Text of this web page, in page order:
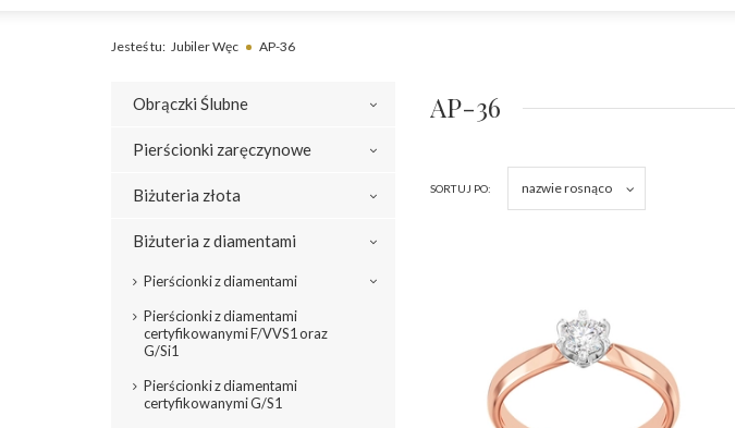
Jesteś tu: Jubiler Węc AP-36
Obrączki Ślubne
Pierścionki zaręczynowe
Biżuteria złota
Biżuteria z diamentami
Pierścionki z diamentami
Pierścionki z diamentami
certyfikowanymi F/VVS1 oraz
G/Si1
Pierścionki z diamentami
certyfikowanymi G/S1
AP-36
SORTUJ PO: nazwie rosnąco